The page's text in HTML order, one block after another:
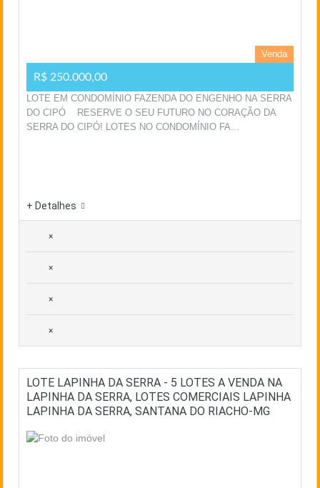
Venda
R$ 250.000,00
LOTE EM CONDOMÍNIO FAZENDA DO ENGENHO NA SERRA
DO CIPÓ RESERVE O SEU FUTURO NO CORAÇÃO DA
SERRA DO CIPÓ! LOTES NO CONDOMÍNIO FA...
+ Detalhes
×
×
×
×
LOTE LAPINHA DA SERRA - 5 LOTES A VENDA NA
LAPINHA DA SERRA, LOTES COMERCIAIS LAPINHA
LAPINHA DA SERRA, SANTANA DO RIACHO-MG